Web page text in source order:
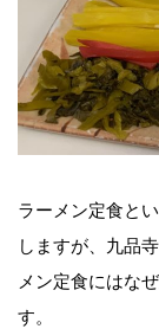
ラーメン定食と
しますが、九品
メン定食にはな
す。